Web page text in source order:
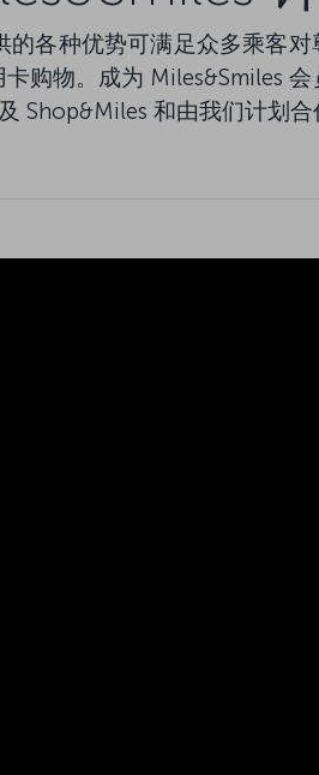
各种优势可满足众多乘客
购物。成为 Miles&Smiles
Shop&Miles 和由我们计划